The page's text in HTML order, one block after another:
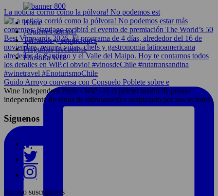
La noticia corrió como la pólvora! No podemos est
Guido Arroyo conversa con Consuelo Poblete sobre e
Home
¿Quiénes somos?
Términos y condiciones
Preguntas frecuentes
Filosofía WIP
Wine Independent Press - WiP - es el primer medio de prensa
independiente de vinos de latinoamerica auspiciado por sus lectores.
Síguenos
Acceso suscriptores